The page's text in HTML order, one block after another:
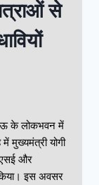
से
के लोकभवन में
में मुख्यमंत्री योगी
और
इस अवसर